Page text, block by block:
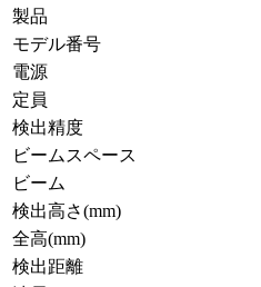
製品
モデル番号
電源
定員
検出精度
ビームスペース
ビーム
検出高さ(mm)
全高(mm)
検出距離